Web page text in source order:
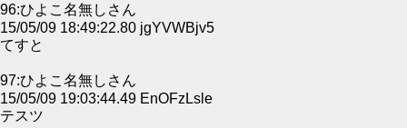
96:ひよこ名無しさん
15/05/09 18:49:22.80 jgYVWBjv5
てすと
97:ひよこ名無しさん
15/05/09 19:03:44.49 EnOFzLsle
テスツ